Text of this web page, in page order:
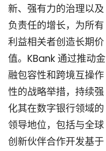
新、强有力的治理以及
负责任的增长，为所有
利益相关者创造长期价
值。KBank 通过推动金
融包容性和跨境互操作
性的战略举措，持续强
化其在数字银行领域的
领导地位，包括与全球
创新伙伴合作开发基于